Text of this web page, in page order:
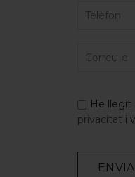
He llegit
privacitat i